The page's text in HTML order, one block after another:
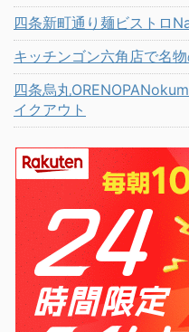
四条新町通り麺ビストロ
キッチンゴン六角店で名
四条烏丸
イクアウト